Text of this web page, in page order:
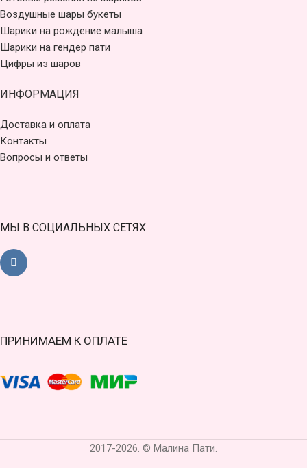
Воздушные шары букеты
Шарики на рождение малыша
Шарики на гендер пати
Цифры из шаров
ИНФОРМАЦИЯ
Доставка и оплата
Контакты
Вопросы и ответы
МЫ В СОЦИАЛЬНЫХ СЕТЯХ
ПРИНИМАЕМ К ОПЛАТЕ
2017-2026. © Малина Пати.